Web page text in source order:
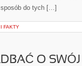
sposób do tych […]
FAKTY
O